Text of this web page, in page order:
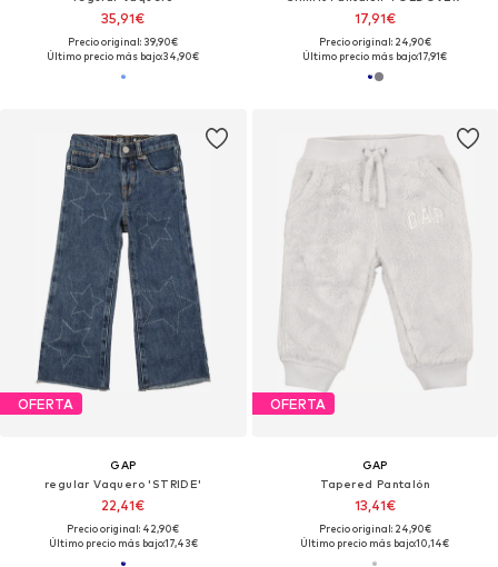
35,91€
Precio original: 39,90€
Último precio más bajo:34,90€
17,91€
Precio original: 24,90€
Último precio más bajo:17,91€
OFERTA
GAP
regular Vaquero 'STRIDE'
22,41€
Precio original: 42,90€
Último precio más bajo:17,43€
OFERTA
GAP
Tapered Pantalón
13,41€
Precio original: 24,90€
Último precio más bajo:10,14€